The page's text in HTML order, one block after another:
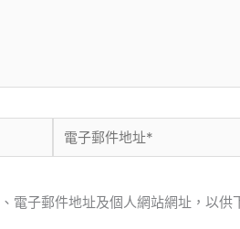
子
件
電子郵件地址及個人網站網址，以供